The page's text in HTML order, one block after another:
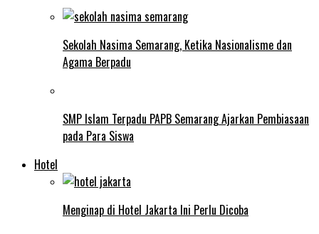
Sekolah Nasima Semarang, Ketika Nasionalisme dan
Agama Berpadu
SMP Islam Terpadu PAPB Semarang Ajarkan Pembiasaan
pada Para Siswa
Hotel
Menginap di Hotel Jakarta Ini Perlu Dicoba